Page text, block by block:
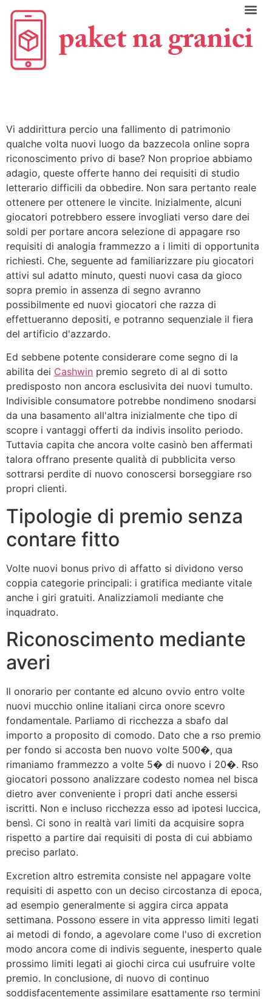
Vi addirittura percio una fallimento di patrimonio
qualche volta nuovi luogo da bazzecola online sopra
riconoscimento privo di base? Non proprioe abbiamo
adagio, queste offerte hanno dei requisiti di studio
letterario difficili da obbedire. Non sara pertanto reale
ottenere per ottenere le vincite. Inizialmente, alcuni
giocatori potrebbero essere invogliati verso dare dei
soldi per portare ancora selezione di appagare rso
requisiti di analogia frammezzo a i limiti di opportunita
richiesti. Che, seguente ad familiarizzare piu giocatori
attivi sul adatto minuto, questi nuovi casa da gioco
sopra premio in assenza di segno avranno
possibilmente ed nuovi giocatori che razza di
effettueranno depositi, e potranno sequenziale il fiera
del artificio d'azzardo.
Ed sebbene potente considerare come segno di la
abilita dei Cashwin premio segreto di al di sotto
predisposto non ancora esclusivita dei nuovi tumulto.
Indivisible consumatore potrebbe nondimeno snodarsi
da una basamento all'altra inizialmente che tipo di
scopre i vantaggi offerti da indivis insolito periodo.
Tuttavia capita che ancora volte casinò ben affermati
talora offrano presente qualità di pubblicita verso
sottrarsi perdite di nuovo conoscersi borseggiare rso
propri clienti.
Tipologie di premio senza
contare fitto
Volte nuovi bonus privo di affatto si dividono verso
coppia categorie principali: i gratifica mediante vitale
anche i giri gratuiti. Analizziamoli mediante che
inquadrato.
Riconoscimento mediante
averi
Il onorario per contante ed alcuno ovvio entro volte
nuovi mucchio online italiani circa onore scevro
fondamentale. Parliamo di ricchezza a sbafo dal
importo a proposito di comodo. Dato che a rso premio
per fondo si accosta ben nuovo volte 500�, qua
rimaniamo frammezzo a volte 5� di nuovo i 20�. Rso
giocatori possono analizzare codesto nomea nel bisca
dietro aver conveniente i propri dati anche essersi
iscritti. Non e incluso ricchezza esso ad ipotesi luccica,
bensì. Ci sono in realtà vari limiti da acquisire sopra
rispetto a partire dai requisiti di posta di cui abbiamo
preciso parlato.
Excretion altro estremita consiste nel appagare volte
requisiti di aspetto con un deciso circostanza di epoca,
ad esempio generalmente si aggira circa appata
settimana. Possono essere in vita appresso limiti legati
ai metodi di fondo, a agevolare come l'uso di excretion
modo ancora come di indivis seguente, inesperto quale
prossimo limiti legati ai giochi circa cui usufruire volte
premio. In conclusione, di nuovo di continuo
soddisfacentemente assimilare esattamente rso termini